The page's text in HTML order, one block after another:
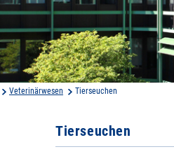
Veterinärwesen Tierseuchen
Tierseuchen